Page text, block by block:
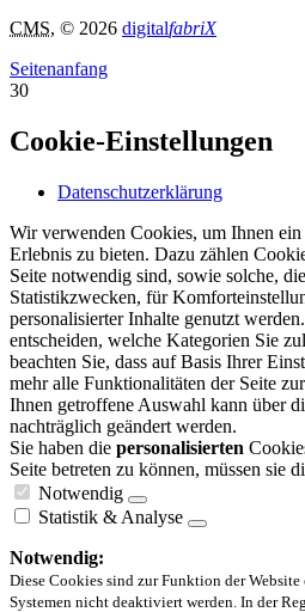
CMS, © 2026 digitalfabriX
Seitenanfang
30
Cookie-Einstellungen
Datenschutzerklärung
Wir verwenden Cookies, um Ihnen ein
Erlebnis zu bieten. Dazu zählen
Seite notwendig sind, sowie solche,
Statistikzwecken, für
personalisierter Inhalte genutzt
entscheiden, welche Kategorien Sie
beachten Sie, dass auf Basis Ihrer
mehr alle Funktionalitäten der Seite
Ihnen getroffene Auswahl kann über
nachträglich geändert werden.
Sie haben die personalisierten
Seite betreten zu können, müssen sie
Notwendig
Statistik & Analyse
Notwendig:
Diese Cookies sind zur Funktion der
Systemen nicht deaktiviert werden. In der